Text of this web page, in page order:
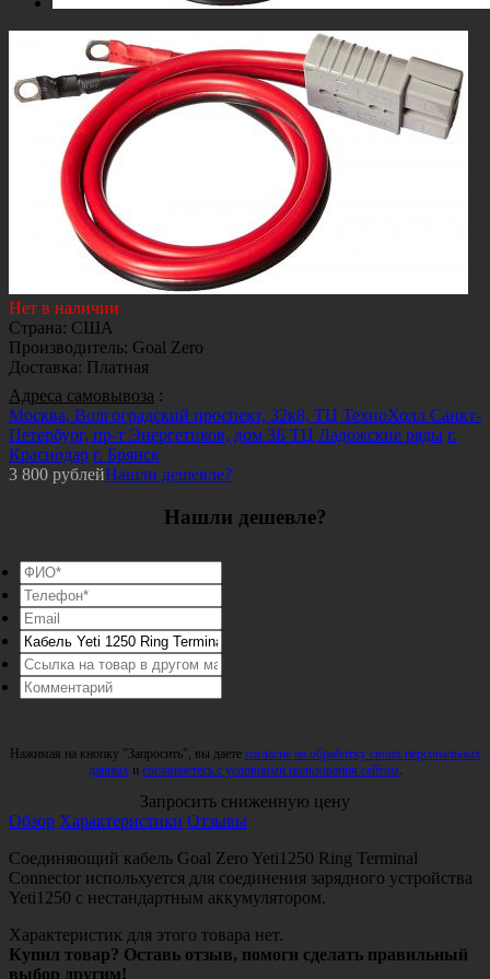
Нет в наличии
Страна: США
Производитель: Goal Zero
Доставка: Платная
Адреса самовывоза :
Москва, Волгоградский проспект, 32к8, ТЦ ТехноХолл Санкт-
Петербург, пр-т Энергетиков, дом 3Б ТЦ Ладожские ряды г.
Краснодар г. Брянск
3 800 рублейНашли дешевле?
Нашли дешевле?
Нажимая на кнопку "Запросить", вы даете согласие на обработку своих персональных
данныхи соглашаетесь с условиями пользования сайтом.
Запросить сниженную цену
Обзор Характеристики Отзывы
Соединяющий кабель Goal Zero Yeti1250 Ring Terminal
Connector испольхуется для соединения зарядного устройства
Yeti1250 с нестандартным аккумулятором.
Характеристик для этого товара нет.
Купил товар? Оставь отзыв, помоги сделать правильный
выбор другим!